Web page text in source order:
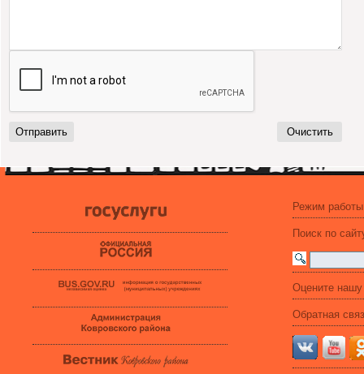
Режим работы
Поиск по
Оцените нашу
Обратная